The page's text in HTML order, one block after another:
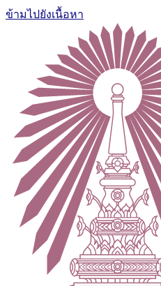
ข้ามไปยังเนื้อหา